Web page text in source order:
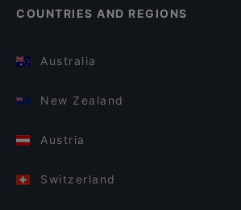
COUNTRIES AND REGIONS
Australia
New Zealand
Austria
Switzerland